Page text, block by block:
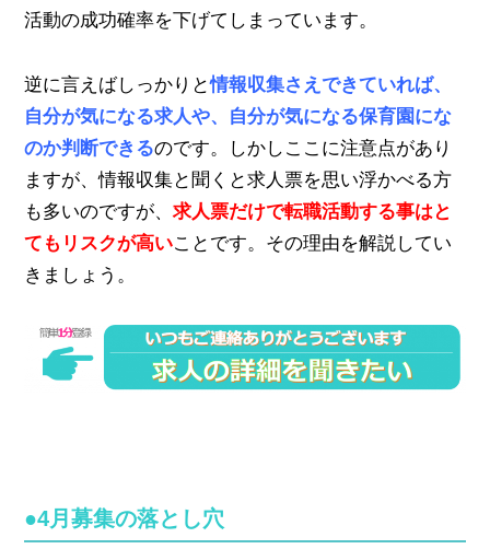
活動の成功確率を下げてしまっています。
逆に言えばしっかりと情報収集さえできていれば、
自分が気になる求人や、自分が気になる保育園にな
のか判断できるのです。しかしここに注意点があり
ますが、情報収集と聞くと求人票を思い浮かべる方
も多いのですが、求人票だけで転職活動する事はと
てもリスクが高いことです。その理由を解説してい
きましょう。
●4月募集の落とし穴